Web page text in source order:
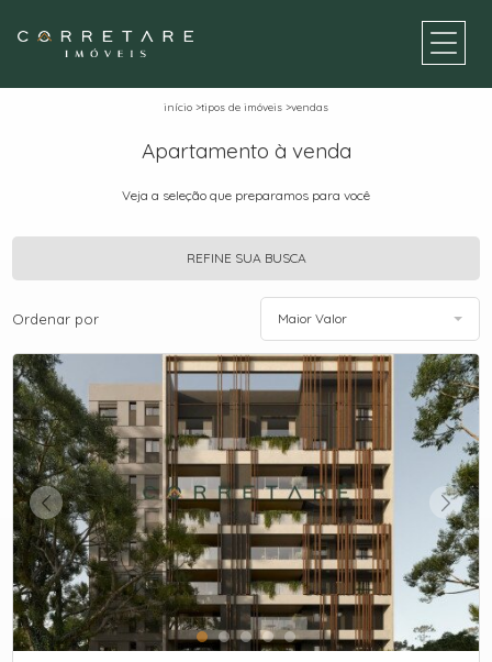
início >tipos de imóveis >vendas
Apartamento à venda
Veja a seleção que preparamos para você
REFINE SUA BUSCA
Ordenar por Maior Valor